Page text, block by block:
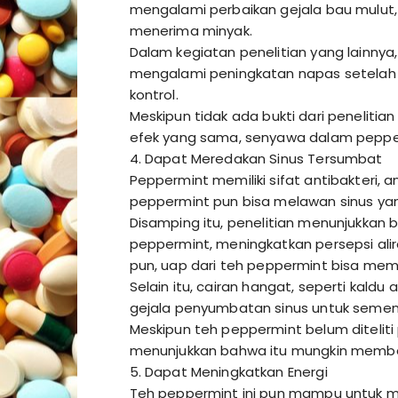
mengalami perbaikan gejala bau
menerima minyak.
Dalam kegiatan penelitian yang
mengalami peningkatan napas
kontrol.
Meskipun tidak ada bukti dari
efek yang sama, senyawa dalam
4. Dapat Meredakan Sinus Tersumbat
Peppermint memiliki sifat antibakteri,
peppermint pun bisa melawan sinus
Disamping itu, penelitian
peppermint, meningkatkan persepsi
pun, uap dari teh peppermint bisa
Selain itu, cairan hangat, seperti
gejala penyumbatan sinus untuk
Meskipun teh peppermint belum
menunjukkan bahwa itu mungkin
5. Dapat Meningkatkan Energi
Teh peppermint ini pun mampu untuk